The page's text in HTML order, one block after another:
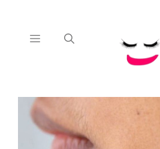
القائمة